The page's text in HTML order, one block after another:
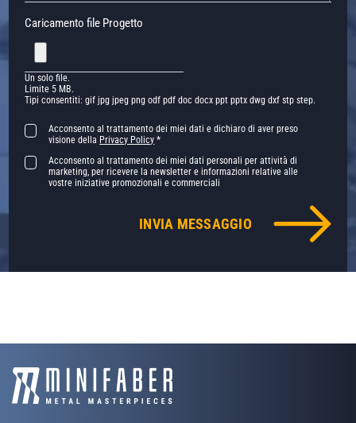
Caricamento file Progetto
Un solo file.
Limite 5 MB.
Tipi consentiti: gif jpg jpeg png odf pdf doc docx ppt pptx dwg dxf stp step.
Acconsento al trattamento dei miei dati e dichiaro di aver preso
visione della Privacy Policy *
Acconsento al trattamento dei miei dati personali per attività di
marketing, per ricevere la newsletter e informazioni relative alle
vostre iniziative promozionali e commerciali